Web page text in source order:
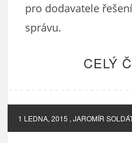
pro dodavatele
správu.
CELÝ
1 LEDNA, 2015 , JAROMÍR